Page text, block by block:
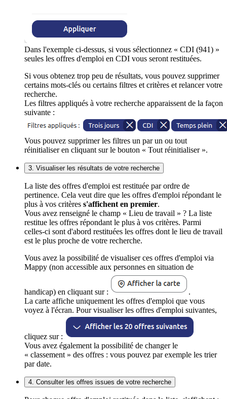
Dans l'exemple ci-dessus, si vous sélectionnez « CDI (941) »
seules les offres d'emploi en CDI vous seront restituées.
Si vous obtenez trop peu de résultats, vous pouvez supprimer
certains mots-clés ou certains filtres et critères et relancer votre
recherche.
Les filtres appliqués à votre recherche apparaissent de la façon
suivante :
Vous pouvez supprimer les filtres un par un ou tout
réinitialiser en cliquant sur le bouton « Tout réinitialiser ».
3. Visualiser les résultats de votre recherche
La liste des offres d'emploi est restituée par ordre de
pertinence. Cela veut dire que les offres d'emploi répondant le
plus à vos critères s'affichent en premier.
Vous avez renseigné le champ « Lieu de travail » ? La liste
restitue les offres répondant le plus à vos critères. Parmi
celles-ci sont d'abord restituées les offres dont le lieu de travail
est le plus proche de votre recherche.
Vous avez la possibilité de visualiser ces offres d'emploi via
Mappy (non accessible aux personnes en situation de
handicap) en cliquant sur :
.
La carte affiche uniquement les offres d'emploi que vous
voyez à l'écran. Pour visualiser les offres d'emploi suivantes,
cliquez sur :
Vous avez également la possibilité de changer le
« classement » des offres : vous pouvez par exemple les trier
par date.
4. Consulter les offres issues de votre recherche